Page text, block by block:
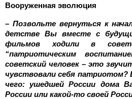
Вооруженная эволюция
– Позвольте вернуться к
детстве Вы вместе с
фильмов ходили в
“патриотическим
советский человек – это
чувствовали себя
чего: ушедшей России дома
России или какой-то своей